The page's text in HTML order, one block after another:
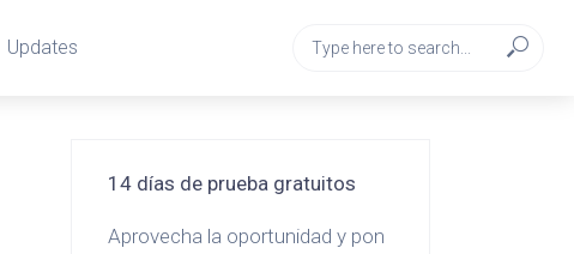
Updates
14 días de prueba gratuitos
Aprovecha la oportunidad y pon